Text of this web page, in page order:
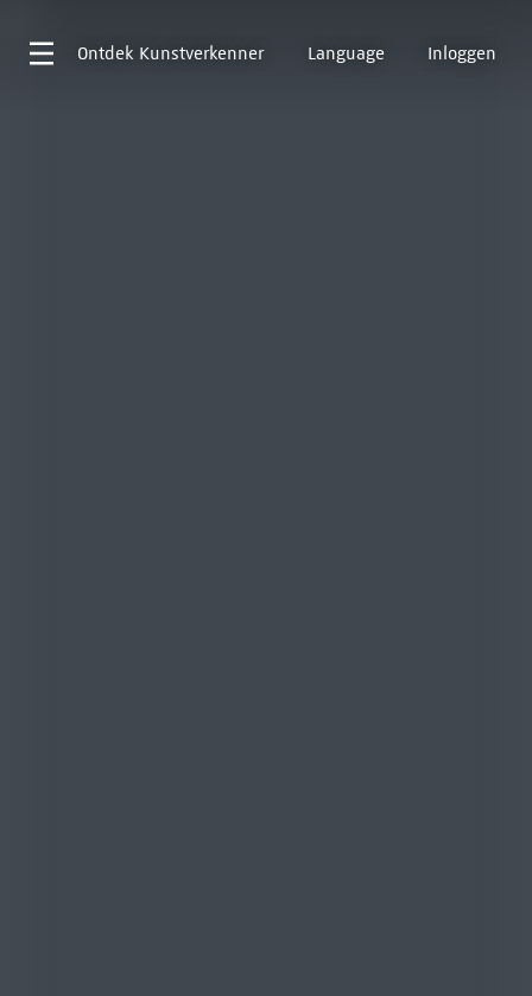
Ontdek Kunstverkenner Language Inloggen